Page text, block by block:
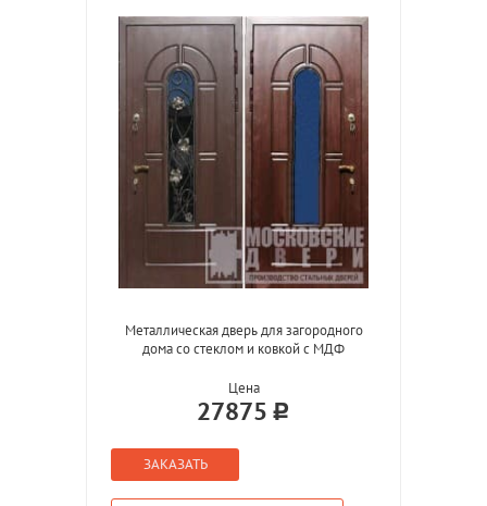
Металлическая дверь для загородного
дома со стеклом и ковкой с МДФ
Цена
27875
ЗАКАЗАТЬ